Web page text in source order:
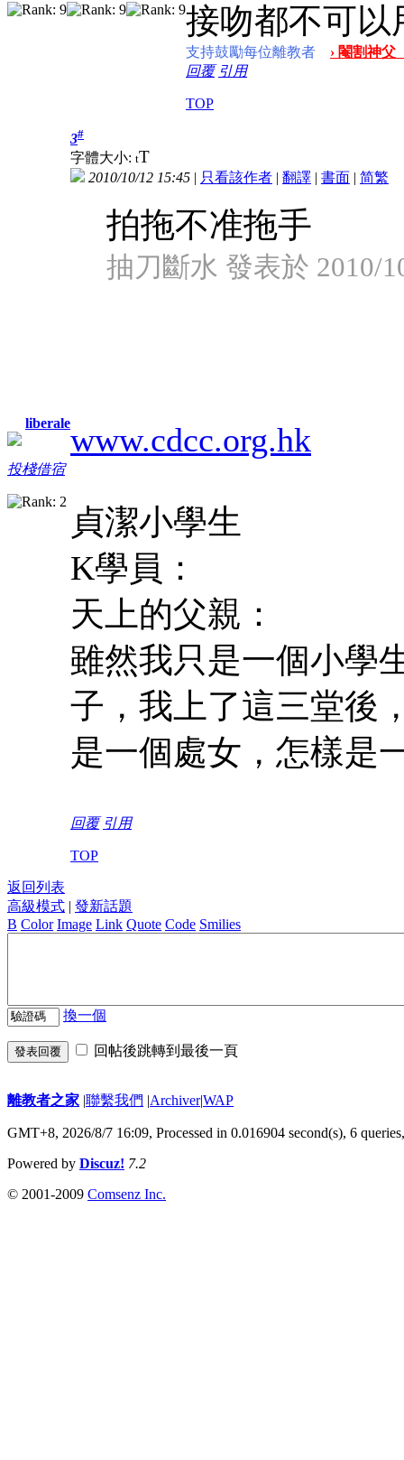
接吻都不可以
支持鼓勵每位離教者
› 閹割神
回覆 引用
TOP
liberale
投棧借宿
3#
字體大小: tT
2010/10/12 15:45 | 只看該作者 | 翻譯 | 書面 | 简繁
拍拖不准拖手
抽刀斷水 發表於 2010/
www.cdcc.org.hk
貞潔小學生
K學員：
天上的父親：
雖然我只是一個小學
子，我上了這三堂後
是一個處女，怎樣是
回覆 引用
TOP
返回列表
高級模式 | 發新話題
B Color Image Link Quote Code Smilies
換一個
發表回覆 回帖後跳轉到最後一頁
離教者之家 |聯繫我們 |Archiver|WAP
GMT+8, 2026/8/7 16:09, Processed in 0.016904 second(s), 6
Powered by Discuz! 7.2
© 2001-2009 Comsenz Inc.